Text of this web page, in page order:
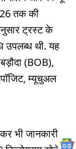
तक की
ट्रस्ट के
उपलब्ध थी. यह
(BOB),
म्यूचुअल
भी जानकारी